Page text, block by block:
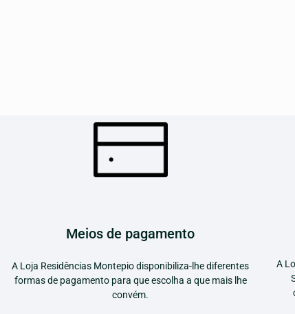
Meios de pagamento
A Loja Residências Montepio disponibiliza-lhe diferentes
formas de pagamento para que escolha a que mais lhe
convém.
A